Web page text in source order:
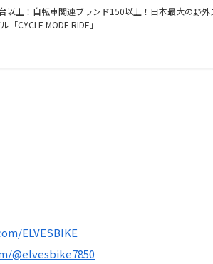
以上！自転車関連ブランド150以上！日本最大の野外
「CYCLE MODE RIDE」
ELVESBIKE
@elvesbike7850